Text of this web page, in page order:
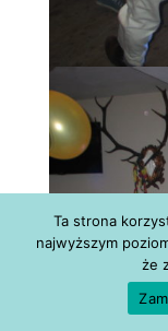
Ta strona
najwyższym
że